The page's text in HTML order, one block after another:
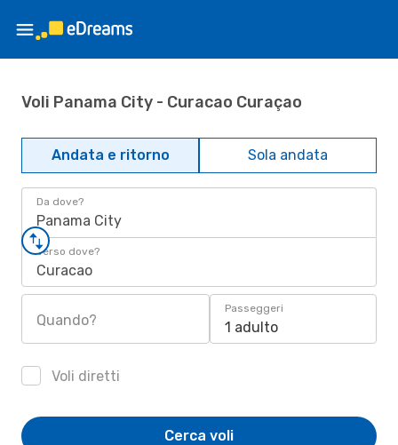
Voli Panama City - Curacao Curaçao
Andata e ritorno Sola andata
Da dove?
Panama City
Verso dove?
Curacao
Quando?
Passeggeri
1 adulto
Voli diretti
Cerca voli